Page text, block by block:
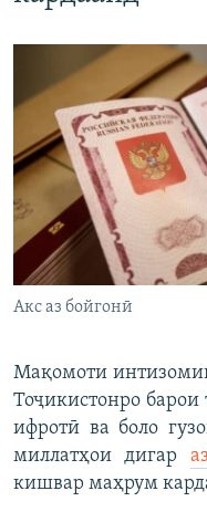
Акс аз бойгонӣ
Мақомоти
Тоҷикистонро
ифротӣ ва боло
миллатҳои дигар
кишвар маҳрум